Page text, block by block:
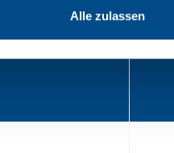
Alle zulassen